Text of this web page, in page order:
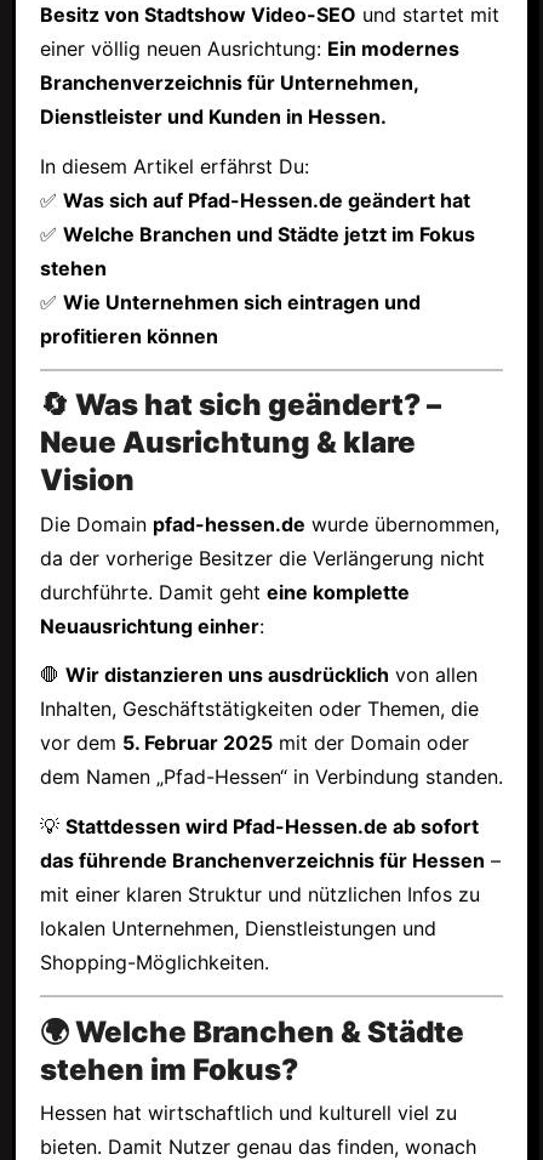
Besitz von Stadtshow Video-SEO und startet mit
einer völlig neuen Ausrichtung: Ein modernes
Branchenverzeichnis für Unternehmen,
Dienstleister und Kunden in Hessen.
In diesem Artikel erfährst Du:
✅ Was sich auf Pfad-Hessen.de geändert hat
✅ Welche Branchen und Städte jetzt im Fokus
stehen
✅ Wie Unternehmen sich eintragen und
profitieren können
🔄 Was hat sich geändert? –
Neue Ausrichtung & klare
Vision
Die Domain pfad-hessen.de wurde übernommen,
da der vorherige Besitzer die Verlängerung nicht
durchführte. Damit geht eine komplette
Neuausrichtung einher:
🛑 Wir distanzieren uns ausdrücklich von allen
Inhalten, Geschäftstätigkeiten oder Themen, die
vor dem 5. Februar 2025mit der Domain oder
dem Namen „Pfad-Hessen“ in Verbindung standen.
💡 Stattdessen wird Pfad-Hessen.de ab sofort
das führende Branchenverzeichnis für Hessen –
mit einer klaren Struktur und nützlichen Infos zu
lokalen Unternehmen, Dienstleistungen und
Shopping-Möglichkeiten.
🌍 Welche Branchen & Städte
stehen im Fokus?
Hessen hat wirtschaftlich und kulturell viel zu
bieten. Damit Nutzer genau das finden, wonach